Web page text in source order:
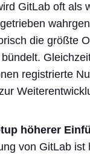
GitLab oft als
die größte
registrierte
höherer
von GitLab ist